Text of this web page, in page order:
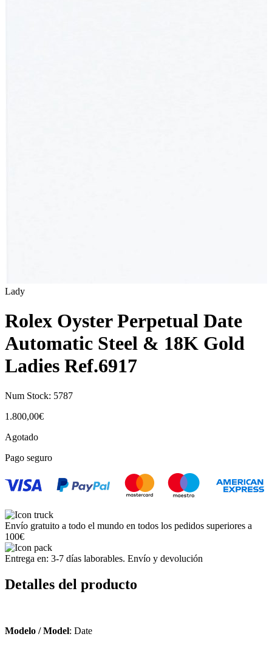
Lady
Rolex Oyster Perpetual Date
Automatic Steel & 18K Gold
Ladies Ref.6917
Num Stock: 5787
1.800,00€
Agotado
Pago seguro
Envío gratuito a todo el mundo en todos los pedidos superiores a
100€
Entrega en: 3-7 días laborables. Envío y devolución
Detalles del producto
Modelo / Model: Date